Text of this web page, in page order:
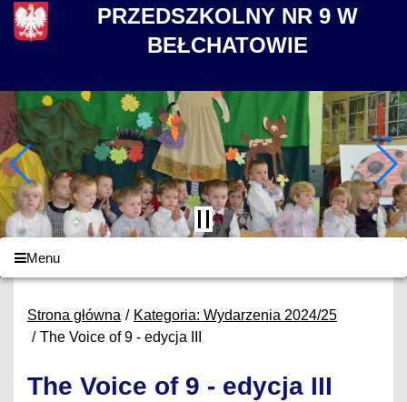
PRZEDSZKOLNY NR 9 W
BEŁCHATOWIE
Menu
Strona główna
Kategoria: Wydarzenia 2024/25
The Voice of 9 - edycja III
The Voice of 9 - edycja III